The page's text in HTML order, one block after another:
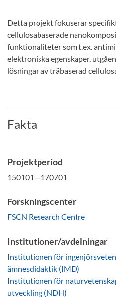
Detta projekt fokuserar
cellulosabaserade
funktionaliteter som t.ex.
elektroniska egenskaper,
lösningar av träbaserad
Fakta
Projektperiod
150101—170701
Forskningscenter
FSCN Research Centre
Institutioner/avdelningar
Institutionen för
ämnesdidaktik (IMD)
Institutionen för
utveckling (NDH)